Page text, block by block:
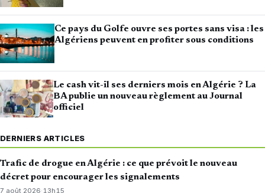
Ce pays du Golfe ouvre ses portes sans visa : les
Algériens peuvent en profiter sous conditions
Le cash vit-il ses derniers mois en Algérie ? La
BA publie un nouveau règlement au Journal
officiel
DERNIERS ARTICLES
Trafic de drogue en Algérie : ce que prévoit le nouveau
décret pour encourager les signalements
7 août 2026·13h15